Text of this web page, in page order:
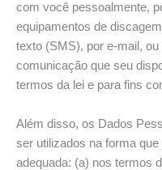
com você pessoalmente,
equipamentos de
texto (SMS), por e-mail,
comunicação que seu
termos da lei e para fins
Além disso, os Dados
ser utilizados na forma
adequada: (a) nos termos